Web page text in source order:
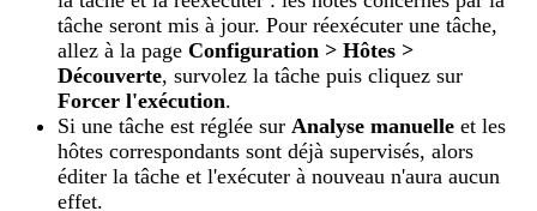
tâche seront mis à jour. Pour réexécuter une tâche,
allez à la page Configuration > Hôtes >
Découverte, survolez la tâche puis cliquez sur
Forcer l'exécution.
Si une tâche est réglée sur Analyse manuelle et les
hôtes correspondants sont déjà supervisés, alors
éditer la tâche et l'exécuter à nouveau n'aura aucun
effet.